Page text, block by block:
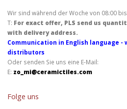
Wir sind während der Woche von 08:00
T: For exact offer, PLS send us
with delivery address.
Communication in English language -
distributors
Oder senden Sie uns eine E-Mail:
E: zo_mi@ceramictiles.com
Folge uns